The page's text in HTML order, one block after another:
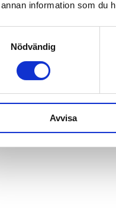
information som du
Nödvändig
Avvisa
Avancerad tandvård